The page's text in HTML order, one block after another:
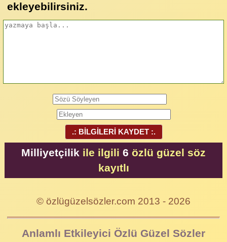
ekleyebilirsiniz.
.: BİLGİLERİ KAYDET :.
Milliyetçilik ile ilgili 6 özlü güzel söz
kayıtlı
© özlügüzelsözler.com 2013 - 2026
Anlamlı Etkileyici Özlü Güzel Sözler